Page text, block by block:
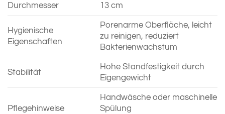
Durchmesser 13 cm
Hygienische
Eigenschaften
Porenarme Oberfläche, leicht
zu reinigen, reduziert
Bakterienwachstum
Stabilität
Hohe Standfestigkeit durch
Eigengewicht
Pflegehinweise
Handwäsche oder maschinelle
Spülung